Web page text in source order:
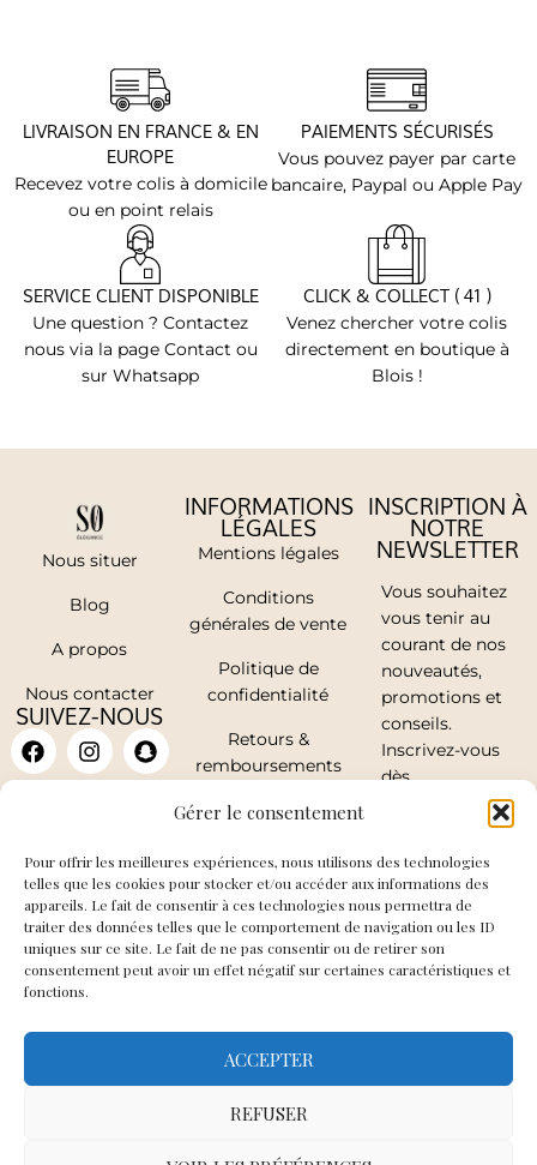
Gérer le consentement
Pour offrir les meilleures expériences, nous utilisons des technologies
telles que les cookies pour stocker et/ou accéder aux informations des
appareils. Le fait de consentir à ces technologies nous permettra de
traiter des données telles que le comportement de navigation ou les ID
uniques sur ce site. Le fait de ne pas consentir ou de retirer son
consentement peut avoir un effet négatif sur certaines caractéristiques et
fonctions.
ACCEPTER
REFUSER
LIVRAISON EN FRANCE & EN
EUROPE
Recevez votre colis à domicile
ou en point relais
PAIEMENTS SÉCURISÉS
Vous pouvez payer par carte
bancaire, Paypal ou Apple Pay
SERVICE CLIENT DISPONIBLE
Une question ? Contactez
nous via la page Contact ou
sur Whatsapp
CLICK & COLLECT ( 41 )
Venez chercher votre colis
directement en boutique à
Blois !
Nous situer
Blog
A propos
Nous contacter
SUIVEZ-NOUS
INFORMATIONS
LÉGALES
Mentions légales
Conditions
générales de vente
Politique de
confidentialité
Retours &
remboursements
Mon compte
INSCRIPTION À
NOTRE
NEWSLETTER
Vous souhaitez
vous tenir au
courant de nos
nouveautés,
promotions et
conseils.
Inscrivez-vous
dès
J'accepte de
recevoir les mails